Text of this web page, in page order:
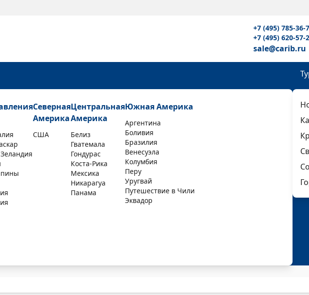
+7 (495) 785-36-
+7 (495) 620-57-
sale@carib.ru
Северная
Америка
США
Центральная
Америка
Белиз
Гватемала
Гондурас
Коста-Рика
Мексика
Никарагуа
Панама
Южная Америка
Аргентина
Боливия
Бразилия
Венесуэла
Колумбия
Перу
Уругвай
Путешествие в Чили
Эквадор